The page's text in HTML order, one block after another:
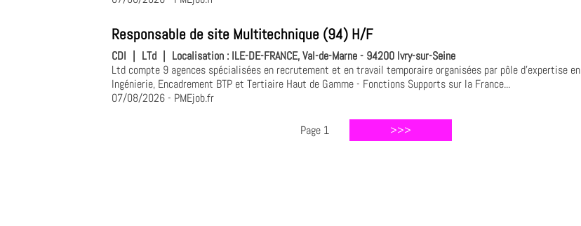
Responsable de site Multitechnique (94) H/F
CDI | LTd | Localisation : ILE-DE-FRANCE, Val-de-Marne - 94200 Ivry-sur-Seine
Ltd compte 9 agences spécialisées en recrutement et en travail temporaire organisées par pôle d'expertise en
Ingénierie, Encadrement BTP et Tertiaire Haut de Gamme - Fonctions Supports sur la France...
07/08/2026- PMEjob.fr
Page 1